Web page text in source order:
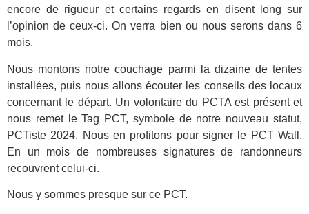
encore de rigueur et certains regards en disent long sur
l’opinion de ceux-ci. On verra bien ou nous serons dans 6
mois.
Nous montons notre couchage parmi la dizaine de tentes
installées, puis nous allons écouter les conseils des locaux
concernant le départ. Un volontaire du PCTA est présent et
nous remet le Tag PCT, symbole de notre nouveau statut,
PCTiste 2024. Nous en profitons pour signer le PCT Wall.
En un mois de nombreuses signatures de randonneurs
recouvrent celui-ci.
Nous y sommes presque sur ce PCT.